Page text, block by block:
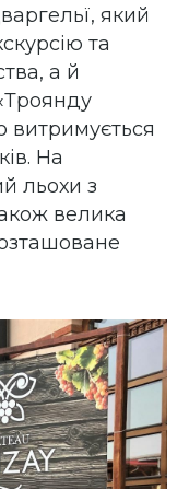
який
та
а й
витримується
На
льохи з
велика